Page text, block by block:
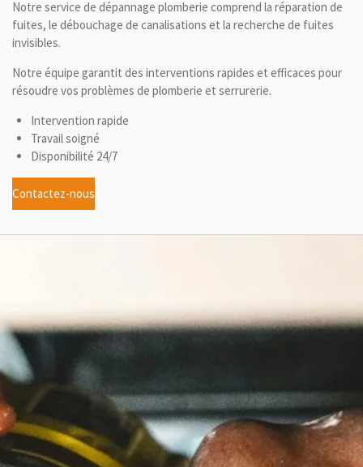
Notre service de dépannage plomberie comprend la réparation de
fuites, le débouchage de canalisations et la recherche de fuites
invisibles.
Notre équipe garantit des interventions rapides et efficaces pour
résoudre vos problèmes de plomberie et serrurerie.
Intervention rapide
Travail soigné
Disponibilité 24/7
Contactez-nous